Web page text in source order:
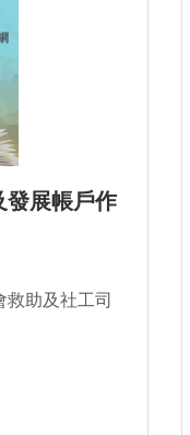
發展帳戶作
助及社工司